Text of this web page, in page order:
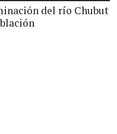
del río Chubut